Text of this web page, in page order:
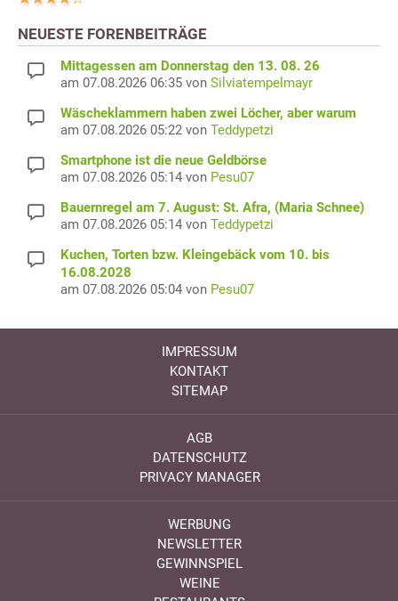
NEUESTE FORENBEITRÄGE
Mittagessen am Donnerstag den 13. 08. 26
am 07.08.2026 06:35 von Silviatempelmayr
Wäscheklammern haben zwei Löcher, aber warum
am 07.08.2026 05:22 von Teddypetzi
Smartphone ist die neue Geldbörse
am 07.08.2026 05:14 von Pesu07
Bauernregel am 7. August: St. Afra, (Maria Schnee)
am 07.08.2026 05:14 von Teddypetzi
Kuchen, Torten bzw. Kleingebäck vom 10. bis
16.08.2028
am 07.08.2026 05:04 von Pesu07
IMPRESSUM
KONTAKT
SITEMAP
AGB
DATENSCHUTZ
PRIVACY MANAGER
WERBUNG
NEWSLETTER
GEWINNSPIEL
WEINE